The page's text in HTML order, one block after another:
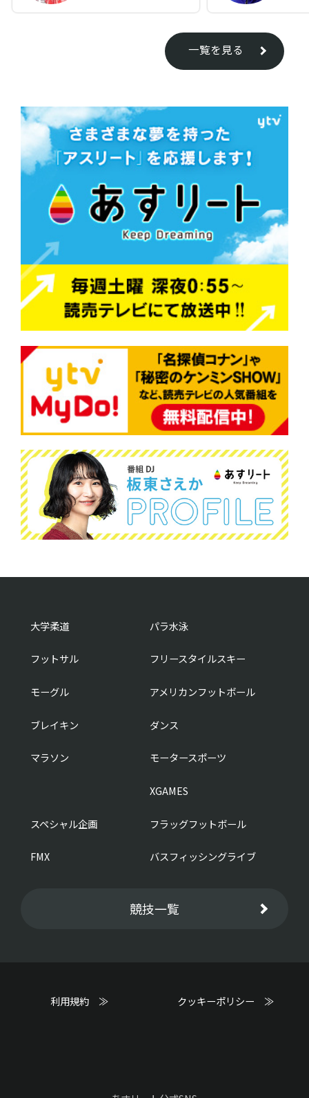
一覧を見る
大学柔道 パラ水泳
フットサル フリースタイルスキー
モーグル アメリカンフットボール
ブレイキン ダンス
マラソン モータースポーツ
XGAMES
スペシャル企画 フラッグフットボール
FMX バスフィッシングライブ
競技一覧
利用規約 ≫ クッキーポリシー ≫